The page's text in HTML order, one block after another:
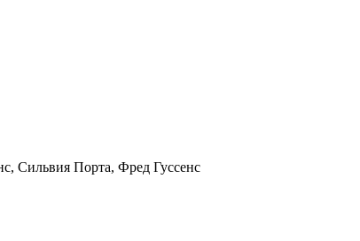
Сильвия Порта, Фред Гуссенс